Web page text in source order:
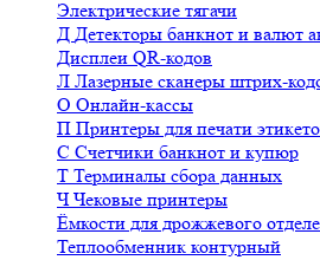
Электрические тягачи
Д Детекторы банкнот и валют
Дисплеи QR-кодов
Л Лазерные сканеры штрих-
О Онлайн-кассы
П Принтеры для печати
С Счетчики банкнот и купюр
Т Терминалы сбора данных
ЧЧековые принтеры
Ёмкости для дрожжевого
Теплообменник контурный